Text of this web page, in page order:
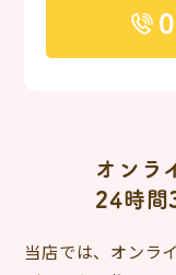
オンラ
24時間
当店では、オンラ